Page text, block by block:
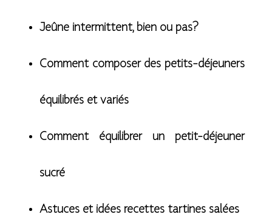
Jeûne intermittent, bien ou pas?
Comment composer des petits-déjeuners
équilibrés et variés
Comment équilibrer un petit-déjeuner
sucré
Astuces et idées recettes tartines salées